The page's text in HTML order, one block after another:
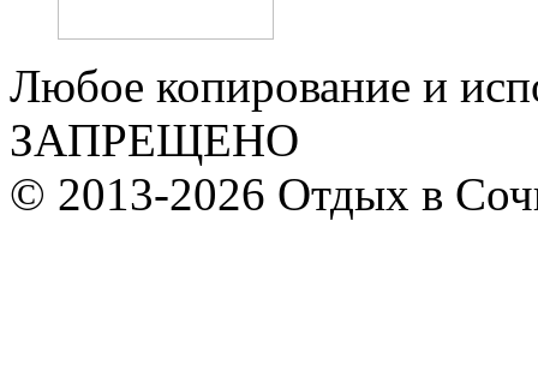
Любое копирование и
ЗАПРЕЩЕНО
© 2013-2026 Отдых в